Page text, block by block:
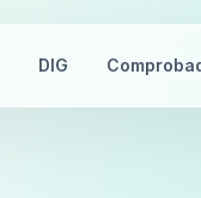
DIG